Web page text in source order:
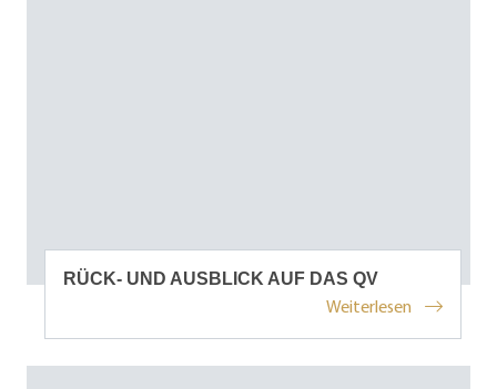
RÜCK- UND AUSBLICK AUF DAS QV
Weiterlesen